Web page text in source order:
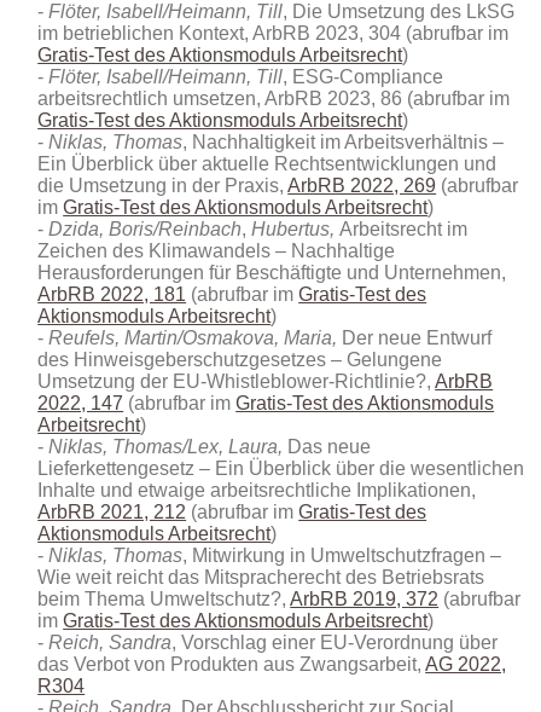
Flöter, Isabell/Heimann, Till, Die Umsetzung des LkSG
im betrieblichen Kontext, ArbRB 2023, 304 (abrufbar im
Gratis-Test des Aktionsmoduls Arbeitsrecht)
Flöter, Isabell/Heimann, Till, ESG-Compliance
arbeitsrechtlich umsetzen, ArbRB 2023, 86 (abrufbar im
Gratis-Test des Aktionsmoduls Arbeitsrecht)
Niklas, Thomas, Nachhaltigkeit im Arbeitsverhältnis –
Ein Überblick über aktuelle Rechtsentwicklungen und
die Umsetzung in der Praxis,ArbRB 2022, 269 (abrufbar
imGratis-Test des Aktionsmoduls Arbeitsrecht)
Dzida, Boris/Reinbach,Hubertus,Arbeitsrecht im
Zeichen des Klimawandels – Nachhaltige
Herausforderungen für Beschäftigte und Unternehmen,
ArbRB 2022, 181 (abrufbar imGratis-Test des
Aktionsmoduls Arbeitsrecht)
Reufels, Martin/Osmakova, Maria, Der neue Entwurf
des Hinweisgeberschutzgesetzes – Gelungene
Umsetzung der EU-Whistleblower-Richtlinie?,ArbRB
2022, 147 (abrufbar imGratis-Test des Aktionsmoduls
Arbeitsrecht)
Niklas, Thomas/Lex, Laura, Das neue
Lieferkettengesetz – Ein Überblick über die wesentlichen
Inhalte und etwaige arbeitsrechtliche Implikationen,
ArbRB 2021, 212 (abrufbar imGratis-Test des
Aktionsmoduls Arbeitsrecht)
Niklas, Thomas, Mitwirkung in Umweltschutzfragen –
Wie weit reicht das Mitspracherecht des Betriebsrats
beim Thema Umweltschutz?,ArbRB 2019, 372 (abrufbar
imGratis-Test des Aktionsmoduls Arbeitsrecht)
Reich, Sandra, Vorschlag einer EU-Verordnung über
das Verbot von Produkten aus Zwangsarbeit,AG 2022,
R304